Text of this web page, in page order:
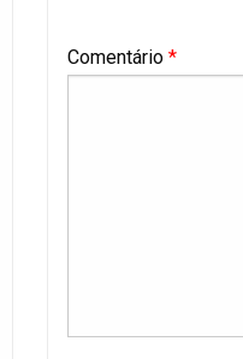
Comentário *